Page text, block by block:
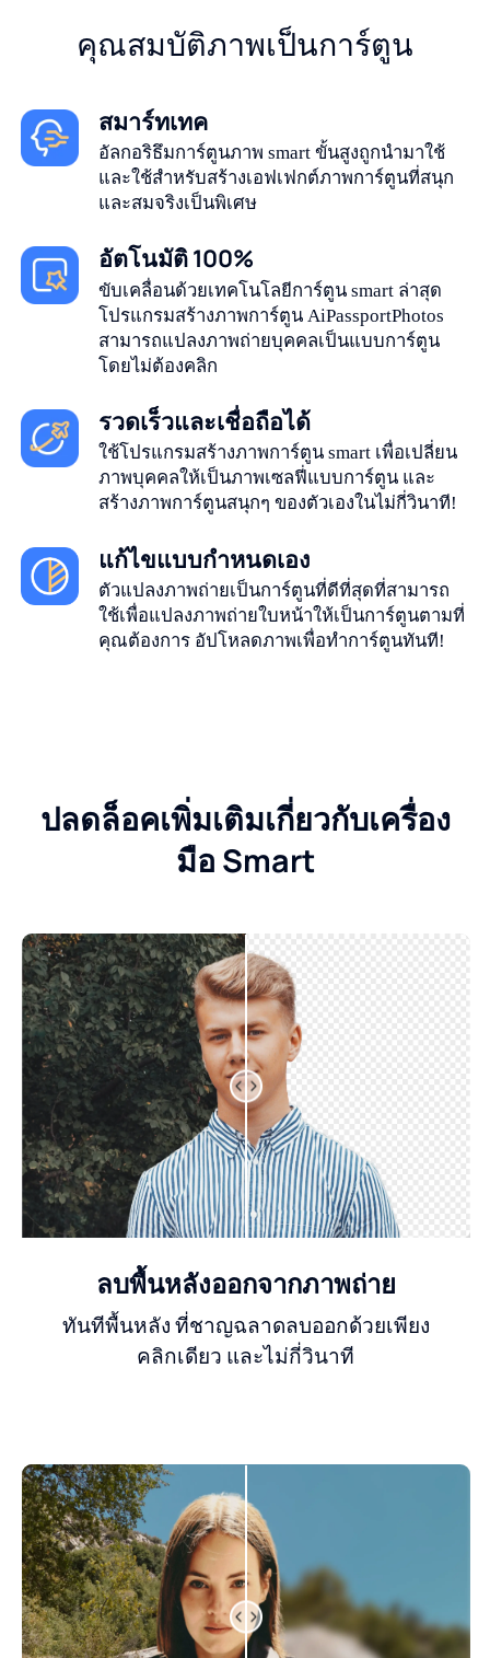
คุณสมบัติภาพเป็นการ์ตูน
สมาร์ทเทค
อัลกอริธึมการ์ตูนภาพ smart ขั้นสูงถูกนำมาใช้
และใช้สำหรับสร้างเอฟเฟกต์ภาพการ์ตูนที่สนุก
และสมจริงเป็นพิเศษ
อัตโนมัติ 100%
ขับเคลื่อนด้วยเทคโนโลยีการ์ตูน smart ล่าสุด
โปรแกรมสร้างภาพการ์ตูน AiPassportPhotos
สามารถแปลงภาพถ่ายบุคคลเป็นแบบการ์ตูน
โดยไม่ต้องคลิก
รวดเร็วและเชื่อถือได้
ใช้โปรแกรมสร้างภาพการ์ตูน smart เพื่อเปลี่ยน
ภาพบุคคลให้เป็นภาพเซลฟี่แบบการ์ตูน และ
สร้างภาพการ์ตูนสนุกๆ ของตัวเองในไม่กี่วินาที!
แก้ไขแบบกำหนดเอง
ตัวแปลงภาพถ่ายเป็นการ์ตูนที่ดีที่สุดที่สามารถ
ใช้เพื่อแปลงภาพถ่ายใบหน้าให้เป็นการ์ตูนตามที่
คุณต้องการ อัปโหลดภาพเพื่อทำการ์ตูนทันที!
ปลดล็อคเพิ่มเติมเกี่ยวกับเครื่อง
มือ Smart
ลบพื้นหลังออกจากภาพถ่าย
ทันทีพื้นหลัง ที่ชาญฉลาดลบออกด้วยเพียง
คลิกเดียว และไม่กี่วินาที